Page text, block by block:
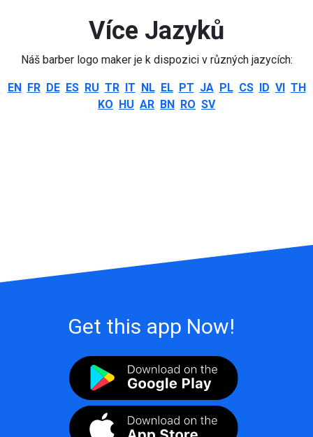
Více Jazyků
Náš barber logo maker je k dispozici v různých jazycích:
EN FR DE ES RU TR IT NL EL PT JA PL CS ID VI TH
KO HU AR BN RO SV
Get this app Now!